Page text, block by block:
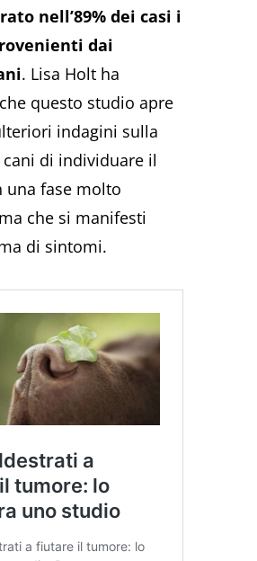
nell’89% dei casi i
dai
. Lisa Holt ha
questo studio apre
indagini sulla
di individuare il
una fase molto
che si manifesti
di sintomi.